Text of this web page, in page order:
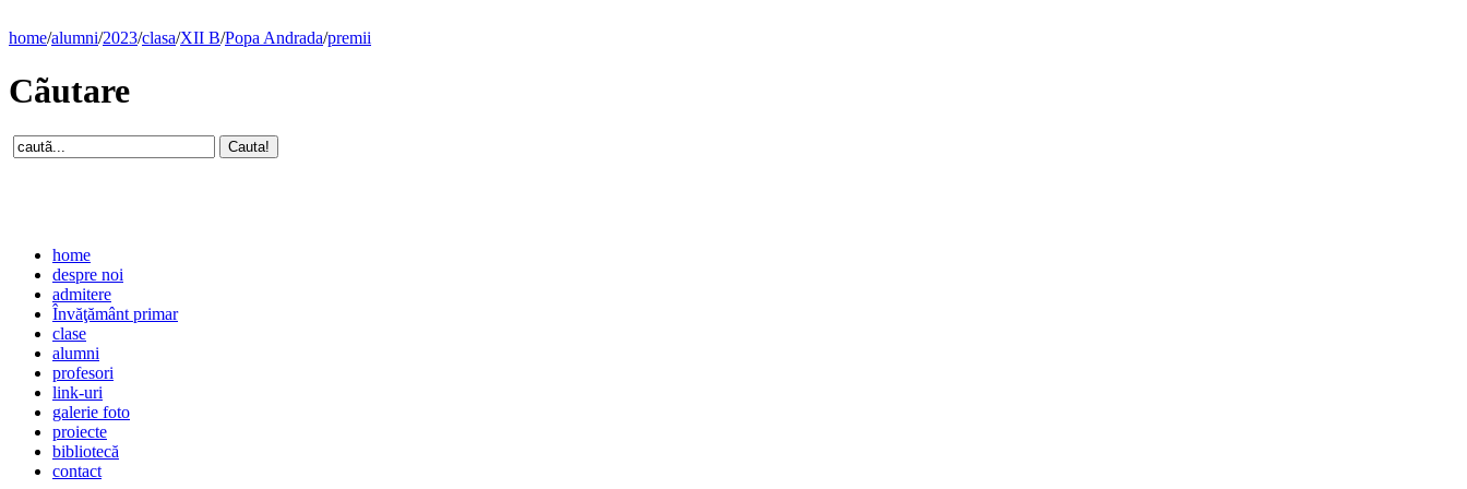
home/alumni/2023/clasa/XII B/Popa Andrada/premii
Cãutare
home
despre noi
admitere
Învăţământ primar
clase
alumni
profesori
link-uri
galerie foto
proiecte
bibliotecă
contact